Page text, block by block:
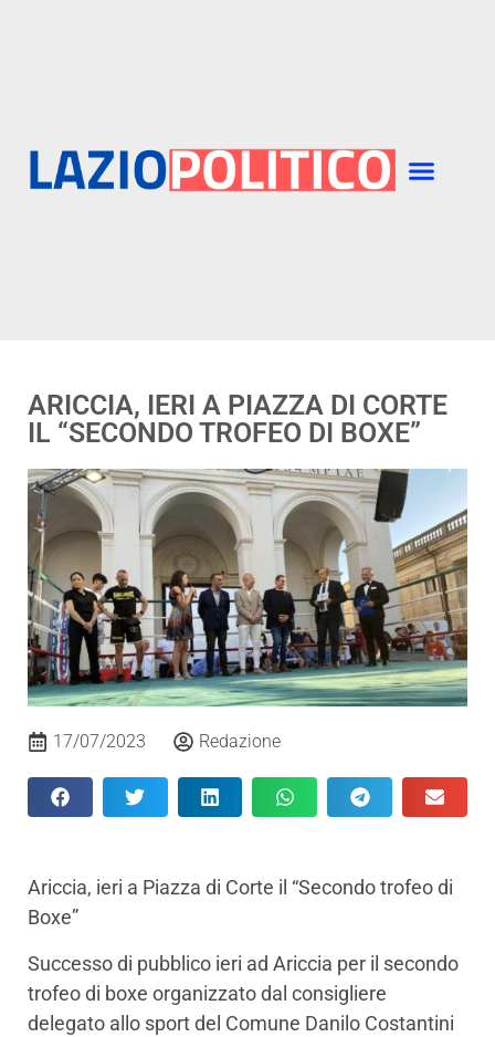
ARICCIA, IERI A PIAZZA DI CORTE
IL “SECONDO TROFEO DI BOXE”
17/07/2023 Redazione
Ariccia, ieri a Piazza di Corte il “Secondo trofeo di
Boxe”
Successo di pubblico ieri ad Ariccia per il secondo
trofeo di boxe organizzato dal consigliere
delegato allo sport del Comune Danilo Costantini